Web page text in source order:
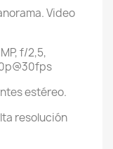
Video
f/2,5,
estéreo.
resolución